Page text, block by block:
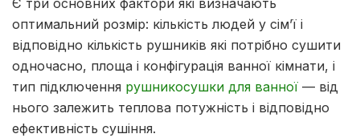
Є три основних фактори які визначають
оптимальний розмір: кількість людей у сім’ї і
відповідно кількість рушників які потрібно сушити
одночасно, площа і конфігурація ванної кімнати, і
тип підключення рушникосушки для ванної — від
нього залежить теплова потужність і відповідно
ефективність сушіння.